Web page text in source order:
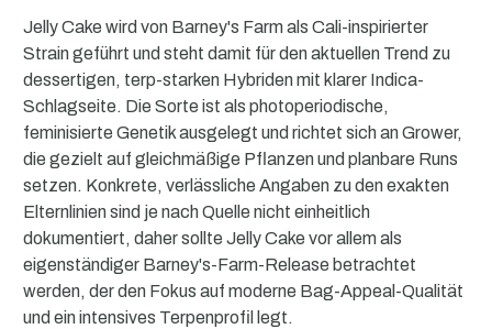
Jelly Cake wird von Barney's Farm als Cali-inspirierter
Strain geführt und steht damit für den aktuellen Trend zu
dessertigen, terp-starken Hybriden mit klarer Indica-
Schlagseite. Die Sorte ist als photoperiodische,
feminisierte Genetik ausgelegt und richtet sich an Grower,
die gezielt auf gleichmäßige Pflanzen und planbare Runs
setzen. Konkrete, verlässliche Angaben zu den exakten
Elternlinien sind je nach Quelle nicht einheitlich
dokumentiert, daher sollte Jelly Cake vor allem als
eigenständiger Barney's-Farm-Release betrachtet
werden, der den Fokus auf moderne Bag-Appeal-Qualität
und ein intensives Terpenprofil legt.